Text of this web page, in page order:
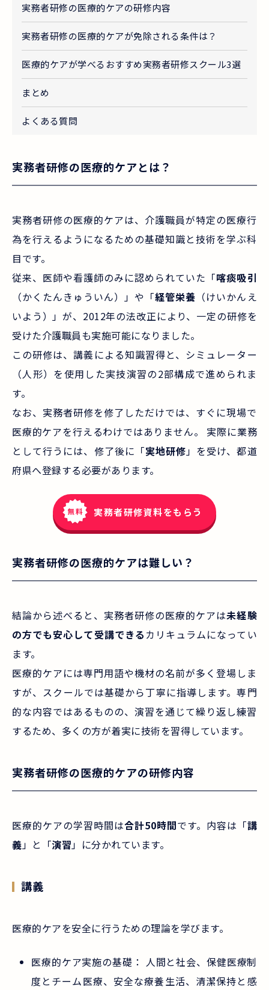
実務者研修の医療的ケアの研修内容
実務者研修の医療的ケアが免除される条件は？
医療的ケアが学べるおすすめ実務者研修スクール3選
まとめ
よくある質問
実務者研修の医療的ケアとは？
実務者研修の医療的ケアは、介護職員が特定の医療行
為を行えるようになるための基礎知識と技術を学ぶ科
目です。
従来、医師や看護師のみに認められていた「喀痰吸引
（かくたんきゅういん）」や「経管栄養 （けいかんえ
いよう）」が、2012年の法改正により、一定の研修を
受けた介護職員も実施可能になりました。
この研修は、講義による知識習得と、シミュレーター
（人形）を使用した実技演習の2部構成で進められま
す。
なお、実務者研修を修了しただけでは、すぐに現場で
医療的ケアを行えるわけではありません。 実際に業務
として行うには、修了後に「実地研修 」を受け、都道
府県へ登録する必要があります。
実務者研修資料をもらう
実務者研修の医療的ケアは難しい？
結論から述べると、実務者研修の医療的ケアは未経験
の方でも安心して受講できる カリキュラムになってい
ます。
医療的ケアには専門用語や機材の名前が多く登場しま
すが、スクールでは基礎から丁寧に指導します。専門
的な内容ではあるものの、演習を通じて繰り返し練習
するため、多くの方が着実に技術を習得しています。
実務者研修の医療的ケアの研修内容
医療的ケアの学習時間は合計50時間です。内容は「講
義 」と「演習 」に分かれています。
講義
医療的ケアを安全に行うための理論を学びます。
医療的ケア実施の基礎： 人間と社会、保健医療制
度とチーム医療、安全な療養生活、清潔保持と感